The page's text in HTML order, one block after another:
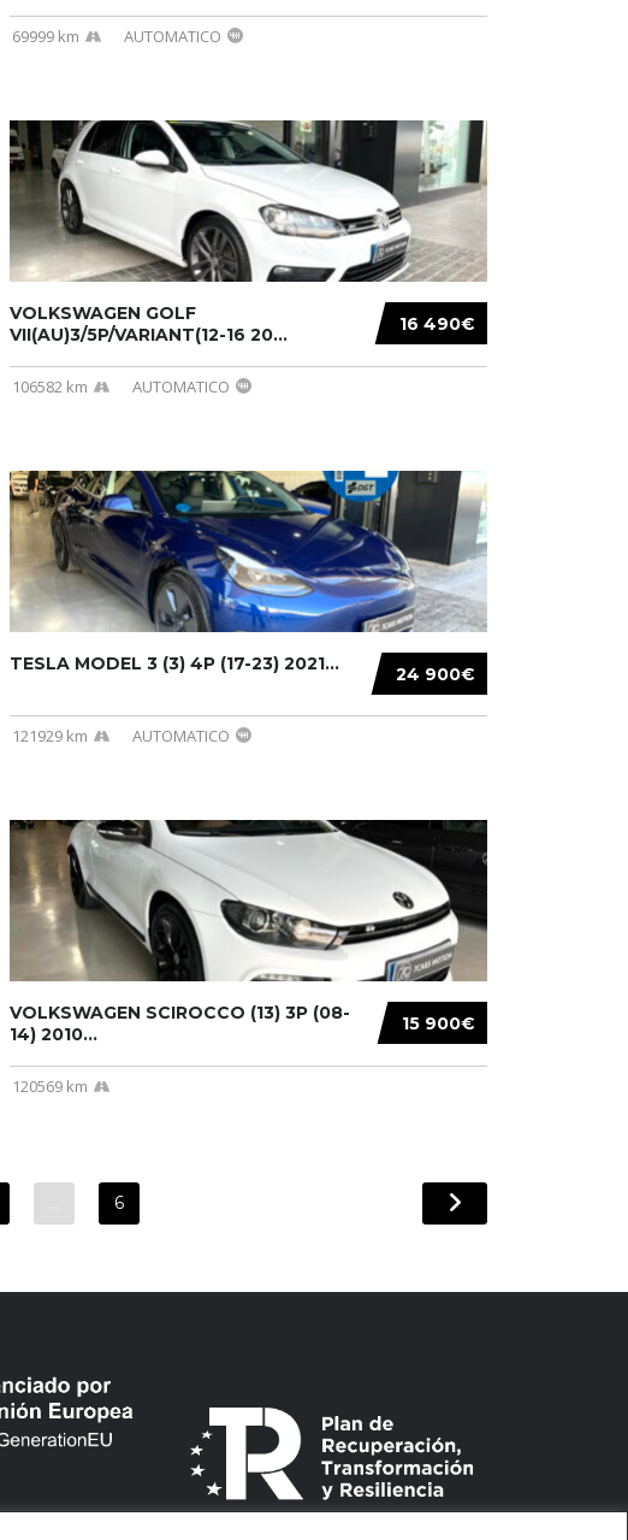
69999 km AUTOMATICO
16 490€
VOLKSWAGEN GOLF
VII(AU)3/5P/VARIANT(12-16 20...
106582 km AUTOMATICO
24 900€
TESLA MODEL 3 (3) 4P (17-23) 2021...
121929 km AUTOMATICO
15 900€
VOLKSWAGEN SCIROCCO (13) 3P (08-
14) 2010...
120569 km
… 6